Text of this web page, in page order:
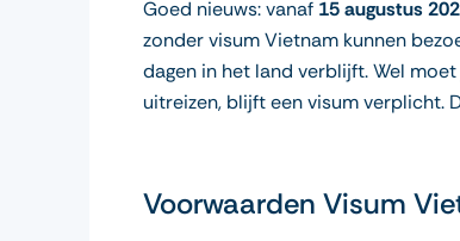
Goed nieuws: vanaf 15 augustus
zonder visum Vietnam kunnen
dagen in het land verblijft. Wel
uitreizen, blijft een visum verplicht.
Voorwaarden Visum